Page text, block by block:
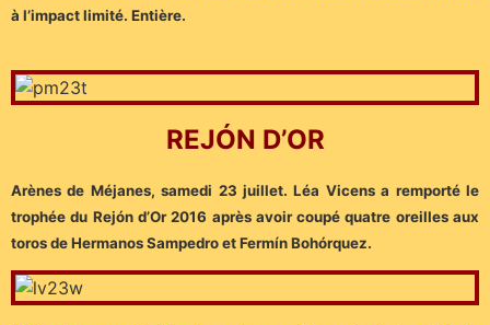
à l’impact limité. Entière.
REJÓN D’OR
Arènes de Méjanes, samedi 23 juillet. Léa Vicens a remporté le
trophée du Rejón d’Or 2016 après avoir coupé quatre oreilles aux
toros de Hermanos Sampedro et Fermín Bohórquez.